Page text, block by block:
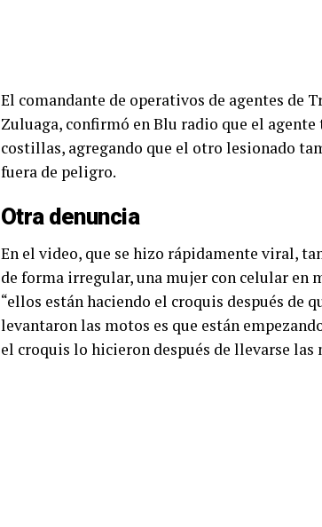
El comandante de operativos de agentes de
Zuluaga, confirmó en Blu radio que el
costillas, agregando que el otro lesionado
fuera de peligro.
Otra denuncia
En el video, que se hizo rápidamente viral,
de forma irregular, una mujer con celular en
“ellos están haciendo el croquis después de
levantaron las motos es que están
el croquis lo hicieron después de llevarse las